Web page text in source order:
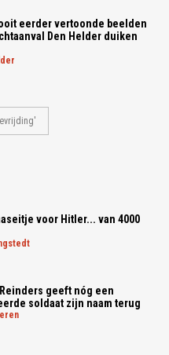
eerder vertoonde beelden
Den Helder duiken
voor Hitler... van 4000
geeft nóg een
soldaat zijn naam terug